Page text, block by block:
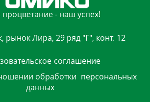
- наш успех!
рынок Лира, 29 ряд "Г", конт. 12
соглашение
обработки персональных
данных